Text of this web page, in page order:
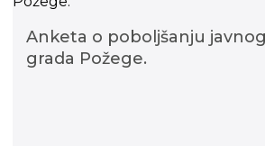
Anketa o poboljšanju
grada Požege.